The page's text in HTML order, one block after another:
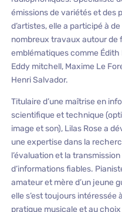
émissions de variétés et des
d’artistes, elle a participé à de
nombreux travaux autour de
emblématiques comme Édith
Eddy mitchell, Maxime Le
Henri Salvador.
Titulaire d’une maîtrise en
scientifique et technique
image et son), Lilas Rose a
une expertise dans la
l’évaluation et la transmission
d’informations fiables.
amateur et mère d’un jeune
elle s’est toujours intéressée
pratique musicale et au choix